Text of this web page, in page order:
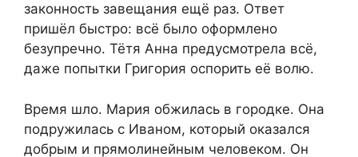
законность завещания ещё раз. Ответ
пришёл быстро: всё было оформлено
безупречно. Тётя Анна предусмотрела всё,
даже попытки Григория оспорить её волю.
Время шло. Мария обжилась в городке. Она
подружилась с Иваном, который оказался
добрым и прямолинейным человеком. Он